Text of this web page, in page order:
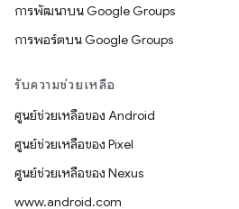
การพัฒนาบน Google Groups
การพอร์ตบน Google Groups
รับความช่วยเหลือ
ศูนย์ช่วยเหลือของ Android
ศูนย์ช่วยเหลือของ Pixel
ศูนย์ช่วยเหลือของ Nexus
www.android.com